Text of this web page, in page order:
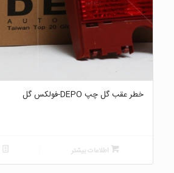
خطر عقب گل چپ DEPO-فولکس گل
اطلاعات بیشتر